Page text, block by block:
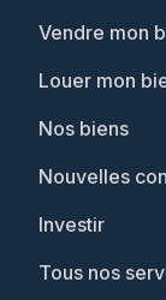
Vendre mon
Louer mon
Nos biens
Nouvelles
Investir
Tous nos